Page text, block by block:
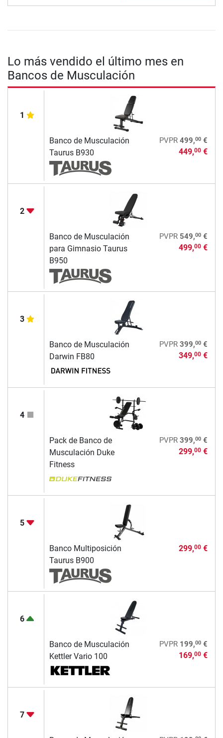
Lo más vendido el último mes en
Bancos de Musculación
1
Banco de Musculación
Taurus B930
PVPR 499,00€
449,00€
2
Banco de Musculación
para Gimnasio Taurus
B950
PVPR 549,00€
499,00€
3
Banco de Musculación
Darwin FB80
PVPR 399,00€
349,00€
4
Pack de Banco de
Musculación Duke
Fitness
PVPR 399,00€
299,00€
5
Banco Multiposición
Taurus B900
299,00€
6
Banco de Musculación
Kettler Vario 100
PVPR 199,00€
169,00€
7